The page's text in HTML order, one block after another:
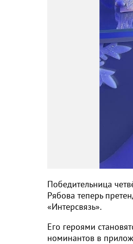
Победительница
Рябова теперь
«Интерсвязь».
Его героями
номинантов в